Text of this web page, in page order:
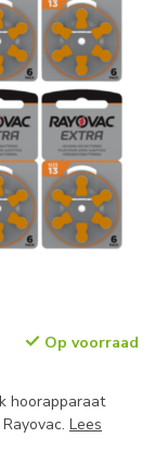
Op voorraad
hoorapparaat
Lees